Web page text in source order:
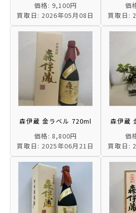
価格: 9,100円
買取日: 2026年05月08日
価
買取日:
森伊蔵 金ラベル 720ml
価格: 8,800円
買取日: 2025年06月21日
森伊蔵
価
買取日: